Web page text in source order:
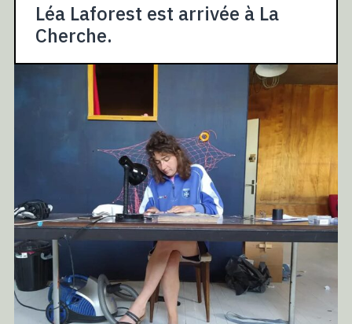
Léa Laforest est arrivée à La
Cherche.